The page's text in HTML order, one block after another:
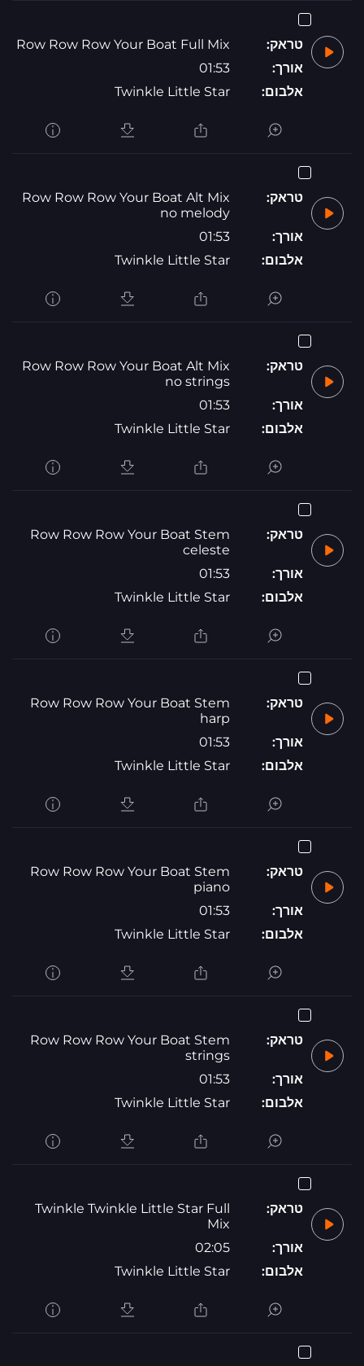
טראק:
Row Row Row Your Boat Full Mix
אורך:
01:53
אלבום:
Twinkle Little Star
טראק:
Row Row Row Your Boat Alt Mix
no melody
אורך:
01:53
אלבום:
Twinkle Little Star
טראק:
Row Row Row Your Boat Alt Mix
no strings
אורך:
01:53
אלבום:
Twinkle Little Star
טראק:
Row Row Row Your Boat Stem
celeste
אורך:
01:53
אלבום:
Twinkle Little Star
טראק:
Row Row Row Your Boat Stem
harp
אורך:
01:53
אלבום:
Twinkle Little Star
טראק:
Row Row Row Your Boat Stem
piano
אורך:
01:53
אלבום:
Twinkle Little Star
טראק:
Row Row Row Your Boat Stem
strings
אורך:
01:53
אלבום:
Twinkle Little Star
טראק:
Twinkle Twinkle Little Star Full
Mix
אורך:
02:05
אלבום:
Twinkle Little Star